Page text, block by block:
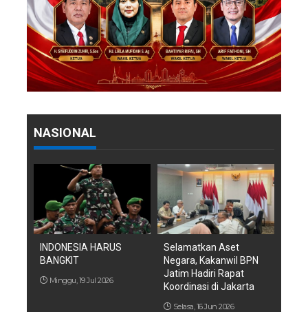
NASIONAL
INDONESIA HARUS
BANGKIT
Minggu, 19 Jul 2026
Selamatkan Aset
Negara, Kakanwil BPN
Jatim Hadiri Rapat
Koordinasi di Jakarta
Selasa, 16 Jun 2026